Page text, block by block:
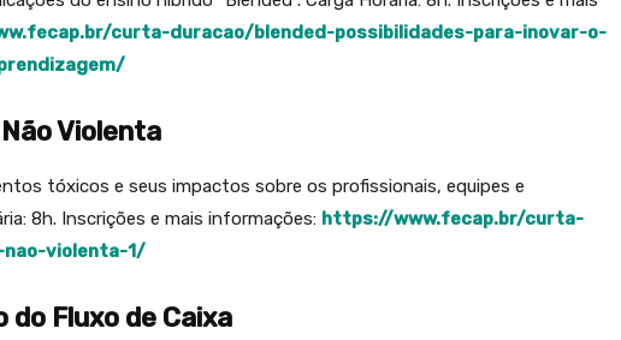
curta-duracao/blended-possibilidades-para-inovar-o-
Violenta
tóxicos e seus impactos sobre os profissionais, equipes e
8h. Inscrições e mais informações: https://www.fecap.br/curta-
nao-violenta-1/
do Fluxo de Caixa